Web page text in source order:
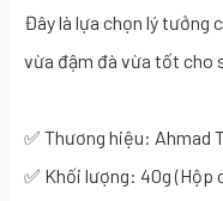
Đây là lựa chọn lý tưởng
vừa đậm đà vừa tốt cho
✅ Thương hiệu: Ahmad
✅ Khối lượng: 40g (Hộp